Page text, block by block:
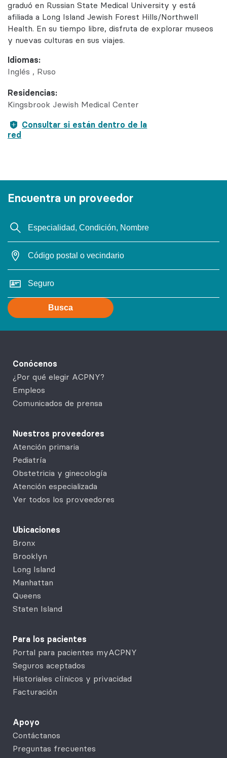
Idiomas:
Inglés
Ruso
Residencias:
Kingsbrook Jewish Medical Center
Consultar si están dentro de la
red
graduó en Russian State Medical University y está
afiliada a Long Island Jewish Forest Hills/Northwell
Health. En su tiempo libre, disfruta de explorar museos
y nuevas culturas en sus viajes.
Encuentra un proveedor
Busca
Conócenos
¿Por qué elegir ACPNY?
Empleos
Comunicados de prensa
Nuestros proveedores
Atención primaria
Pediatría
Obstetricia y ginecología
Atención especializada
Ver todos los proveedores
Ubicaciones
Bronx
Brooklyn
Long Island
Manhattan
Queens
Staten Island
Para los pacientes
Portal para pacientes myACPNY
Seguros aceptados
Historiales clínicos y privacidad
Facturación
Apoyo
Contáctanos
Preguntas frecuentes